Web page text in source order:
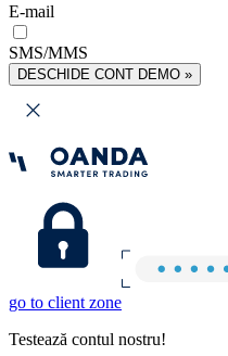
E-mail
SMS/MMS
DESCHIDE CONT DEMO »
go to client zone
Testează contul nostru!